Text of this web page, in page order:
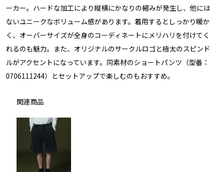
ーカー。ハードな加工により縦横にかなりの縮みが発生し、他には
ないユニークなボリューム感があります。着用するとしっかり暖か
く、オーバーサイズが全身のコーディネートにメリハリを付けてく
れるのも魅力。また、オリジナルのサークルロゴと極太のスピンド
ルがアクセントになっています。同素材のショートパンツ（型番：
0706111244）とセットアップで楽しむのもおすすめ。
関連商品